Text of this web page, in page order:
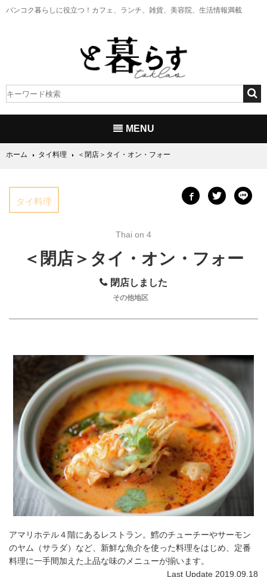
バンコク暮らしに役立つ！ カフェ、ランチ、雑貨、美容院、生活情報満載
MENU
ホーム タイ料理 ＜閉店＞タイ・オン・フォー
タイ料理
Thai on 4
＜閉店＞タイ・オン・フォー
閉店しました
その他地区
アマリホテル４階にあるレストラン。鱈のチューチーやサーモン
のヤム（サラダ）など、新鮮な魚介を使った料理をはじめ、定番
料理に一手間加えた上品な味のメニューが揃います。
Last Update 2019.09.18